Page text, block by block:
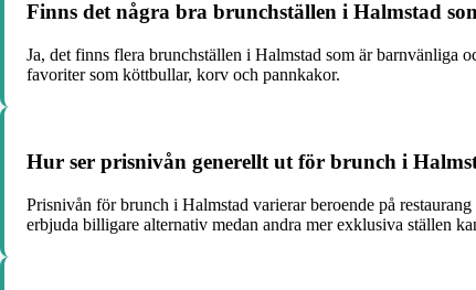
Finns det några bra brunchställen i Halmstad
Ja, det finns flera brunchställen i Halmstad som är barnvänliga
favoriter som köttbullar, korv och pannkakor.
Hur ser prisnivån generellt ut för brunch i
Prisnivån för brunch i Halmstad varierar beroende på
erbjuda billigare alternativ medan andra mer exklusiva ställen